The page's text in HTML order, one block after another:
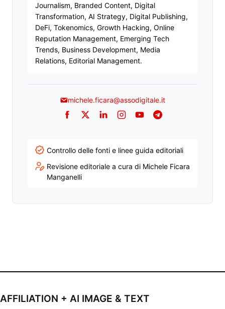
Journalism, Branded Content, Digital
Transformation, AI Strategy, Digital Publishing,
DeFi, Tokenomics, Growth Hacking, Online
Reputation Management, Emerging Tech
Trends, Business Development, Media
Relations, Editorial Management.
michele.ficara@assodigitale.it
Facebook
TwitterLinkedInInstagram
YouTubeTelegram
Controllo delle fonti e linee guida editoriali
Revisione editoriale a cura di Michele Ficara
Manganelli
AFFILIATION + AI IMAGE & TEXT